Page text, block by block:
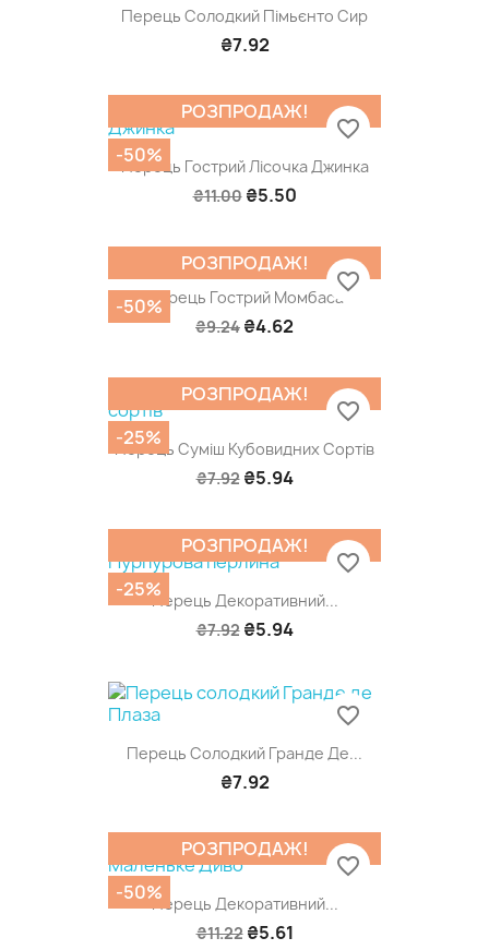
Перець Солодкий Пімьєнто Сир
₴7.92
Перець Гострий Лісочка Джинка
₴11.00 ₴5.50
РОЗПРОДАЖ!
-50%
favorite_border
Перець Гострий Момбаса
₴9.24 ₴4.62
РОЗПРОДАЖ!
-50%
favorite_border
Перець Суміш Кубовидних Сортів
₴7.92 ₴5.94
РОЗПРОДАЖ!
-25%
favorite_border
Перець Декоративний...
₴7.92 ₴5.94
РОЗПРОДАЖ!
-25%
favorite_border
Перець Солодкий Гранде Де...
₴7.92
favorite_border
Перець Декоративний...
₴11.22 ₴5.61
РОЗПРОДАЖ!
-50%
favorite_border